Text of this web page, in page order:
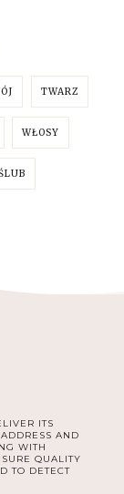
TWARZ
WŁOSY
ITS
AND
WITH
QUALITY
TO DETECT